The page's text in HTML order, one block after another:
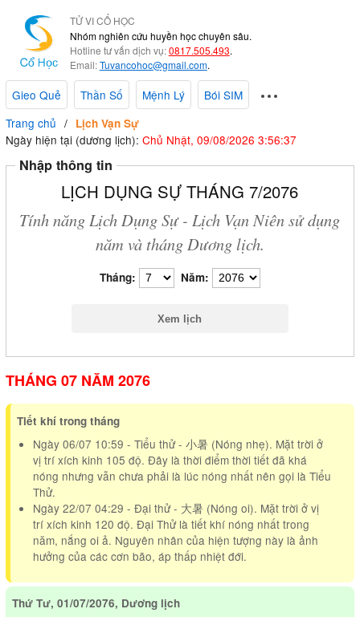
TỬ VI CỔ HỌC
Nhóm nghiên cứu huyền học chuyên sâu.
Hotline tư vấn dịch vụ:0817.505.493.
Email:Tuvancohoc@gmail.com.
Gieo Quẻ Thần Số Mệnh Lý
Bói SIM
Trang chủ
Lịch Vạn Sự
Ngày hiện tại (dương lịch): Chủ Nhật, 09/08/2026 3:56:38
Nhập thông tin
LỊCH DỤNG SỰ THÁNG 7/2076
Tính năng Lịch Dụng Sự - Lịch Vạn Niên sử dụng
năm và tháng Dương lịch.
Tháng: Năm:
THÁNG 07 NĂM 2076
Tiết khí trong tháng
Ngày 06/07 10:59 - Tiểu thử - 小暑 (Nóng nhẹ). Mặt trời ở
vị trí xích kinh 105 độ. Đây là thời điểm thời tiết đã khá
nóng nhưng vẫn chưa phải là lúc nóng nhất nên gọi là Tiểu
Thử.
Ngày 22/07 04:29 - Đại thử - 大暑 (Nóng oi). Mặt trời ở vị
trí xích kinh 120 độ. Đại Thử là tiết khí nóng nhất trong
năm, nắng oi ả. Nguyên nhân của hiện tượng này là ảnh
hưởng của các cơn bão, áp thấp nhiệt đới.
Thứ Tư, 01/07/2076, Dương lịch